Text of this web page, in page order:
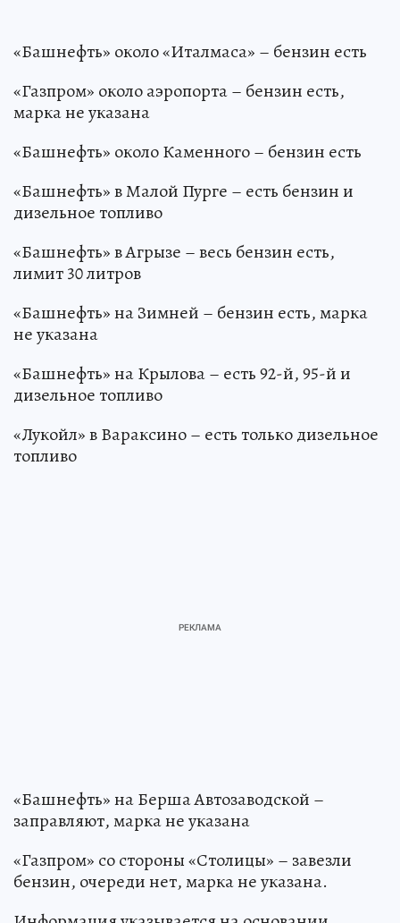
«Башнефть» около «Италмаса» – бензин есть
«Газпром» около аэропорта – бензин есть,
марка не указана
«Башнефть» около Каменного – бензин есть
«Башнефть» в Малой Пурге – есть бензин и
дизельное топливо
«Башнефть» в Агрызе – весь бензин есть,
лимит 30 литров
«Башнефть» на Зимней – бензин есть, марка
не указана
«Башнефть» на Крылова – есть 92-й, 95-й и
дизельное топливо
«Лукойл» в Вараксино – есть только дизельное
топливо
«Башнефть» на Берша Автозаводской –
заправляют, марка не указана
«Газпром» со стороны «Столицы» – завезли
бензин, очереди нет, марка не указана.